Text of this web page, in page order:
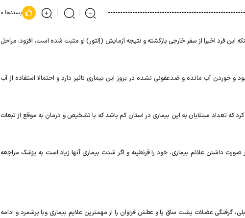
پسندها:۰
این فرد اخیرا از سفر خارجی بازگشته و نتیجه آزمایش (اِلتور) او مثبت شده است، افزود: مراحل
خوردن آب مانده و ضدعفونی نشده در بروز این بیماری تاثیر دارد و احتمالا استفاده از آب
که تعداد مبتلایان به این بیماری در استان کم باشد که با تشخیص و درمان به موقع از تبعات
صورت داشتن علائم بیماری، خود را قرنطینه و اگر شدت بیماری آنها زیاد است به پزشک مراجعه
گرفتگی عضلات پشت ساق پا و عطش فراوان را از مهمترین علایم بیماری وبا برشمرد و ادامه